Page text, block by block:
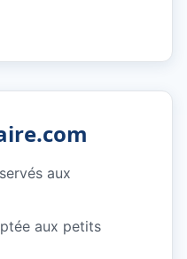
aux
aux petits